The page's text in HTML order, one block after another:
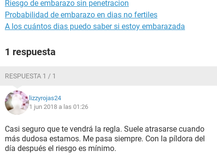
Riesgo de embarazo sin penetracion
Probabilidad de embarazo en dias no fertiles
A los cuántos dias puedo saber si estoy embarazada
1 respuesta
RESPUESTA 1 / 1
lizzyrojas24
1 jun 2018 a las 01:26
Casi seguro que te vendrá la regla. Suele atrasarse cuando
más dudosa estamos. Me pasa siempre. Con la píldora del
día después el riesgo es mínimo.